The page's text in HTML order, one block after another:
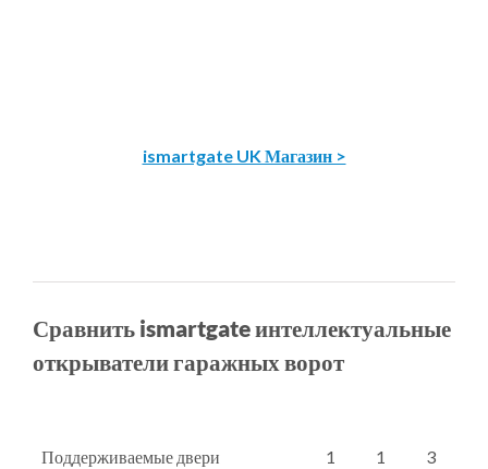
ismartgate UK Магазин >
Сравнить ismartgate интеллектуальные
открыватели гаражных ворот
Поддерживаемые двери 1 1 3